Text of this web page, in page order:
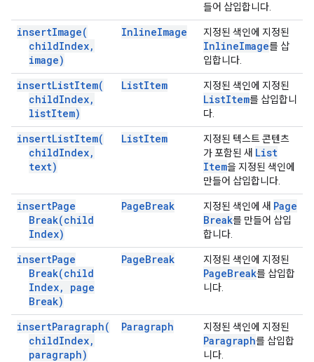
들어 삽입합니다.
insertImage(
childIndex,
image)
InlineImage 지정된 색인에 지정된
InlineImage를 삽
입합니다.
insertListItem(
childIndex,
listItem)
ListItem 지정된 색인에 지정된
ListItem를 삽입합니
다.
insertListItem(
childIndex,
text)
ListItem
지정된 텍스트 콘텐츠
가 포함된 새 List
Item을 지정된 색인에
만들어 삽입합니다.
insertPage
Break(child
Index)
PageBreak 지정된 색인에 새 Page
Break를 만들어 삽입
합니다.
insertPage
Break(child
Index,
page
Break)
PageBreak 지정된 색인에 지정된
PageBreak를 삽입합
니다.
insertParagraph(
childIndex,
paragraph)
Paragraph 지정된 색인에 지정된
Paragraph를 삽입합
니다.